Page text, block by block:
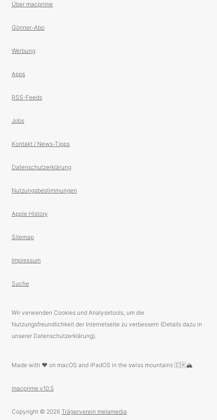
Über macprime
Gönner-Abo
Werbung
Apps
RSS-Feeds
Jobs
Kontakt / News-Tipps
Datenschutzerklärung
Nutzungsbestimmungen
Apple History
Sitemap
Impressum
Suche
Wir verwenden Cookies und Analysetools, um die
Nutzungsfreundlichkeit der Internetseite zu verbessern (Details dazu in
unserer Datenschutzerklärung).
Made with ❤️ on macOS and iPadOS in the swiss mountains 🇨🇭🏔
macprime v10.5
Copyright © 2026 Trägerverein melamedia